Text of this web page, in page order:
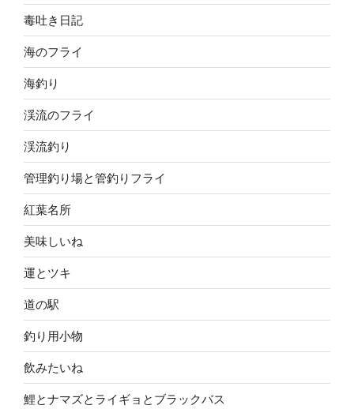
毒吐き日記
海のフライ
海釣り
渓流のフライ
渓流釣り
管理釣り場と管釣りフライ
紅葉名所
美味しいね
運とツキ
道の駅
釣り用小物
飲みたいね
鯉とナマズとライギョとブラックバス